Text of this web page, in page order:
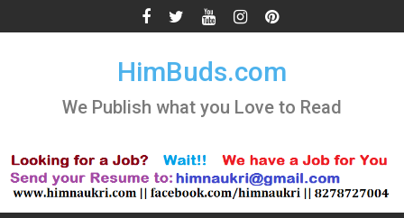
to
HimBuds.com
We Publish what you Love to Read